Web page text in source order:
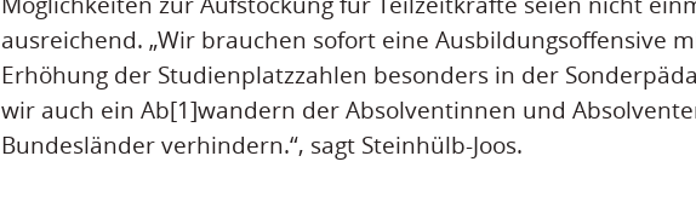
ausreichend. „Wir brauchen sofort eine Ausbildungsoffensive
Erhöhung der Studienplatzzahlen besonders in der
wir auch ein Ab[1]wandern der Absolventinnen und
Bundesländer verhindern.“, sagt Steinhülb-Joos.